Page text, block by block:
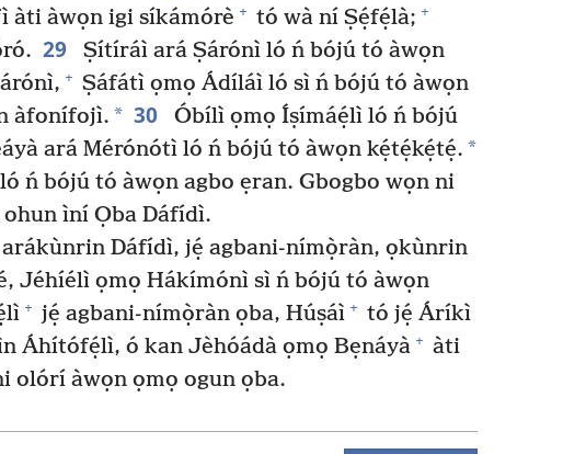
àti àwọn igi síkámórè + tó wà ní Ṣẹ́fẹ́là; +
29
Ṣítíráì ará Ṣárónì ló ń bójú tó àwọn
+ Ṣáfátì ọmọ Ádíláì ló sì ń bójú tó àwọn
àfonífojì. * 30
Óbílì ọmọ Íṣímáẹ́lì ló ń bójú
ará Mérónótì ló ń bójú tó àwọn kẹ́tẹ́kẹ́tẹ́. *
ń bójú tó àwọn agbo ẹran. Gbogbo wọn ni
ìní Ọba Dáfídì.
Dáfídì, jẹ́ agbani-nímọ̀ràn, ọkùnrin
Jéhíélì ọmọ Hákímónì sì ń bójú tó àwọn
+ jẹ́ agbani-nímọ̀ràn ọba, Húṣáì + tó jẹ́ Áríkì
Áhítófẹ́lì, ó kan Jèhóádà ọmọ Bẹnáyà + àti
olórí àwọn ọmọ ogun ọba.